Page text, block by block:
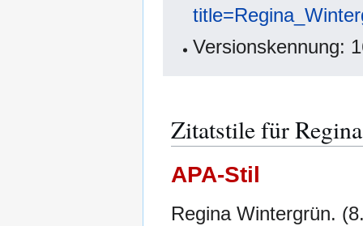
Versionskennung:
Zitatstile für
APA-Stil
Regina Wintergrün.